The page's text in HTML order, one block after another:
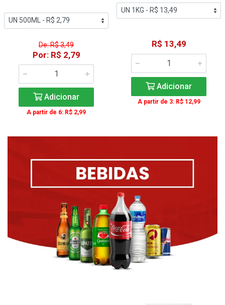
De: R$ 3,49
Por: R$ 2,79
Adicionar
A partir de 6: R$ 2,99
R$ 13,49
Adicionar
A partir de 3: R$ 12,99